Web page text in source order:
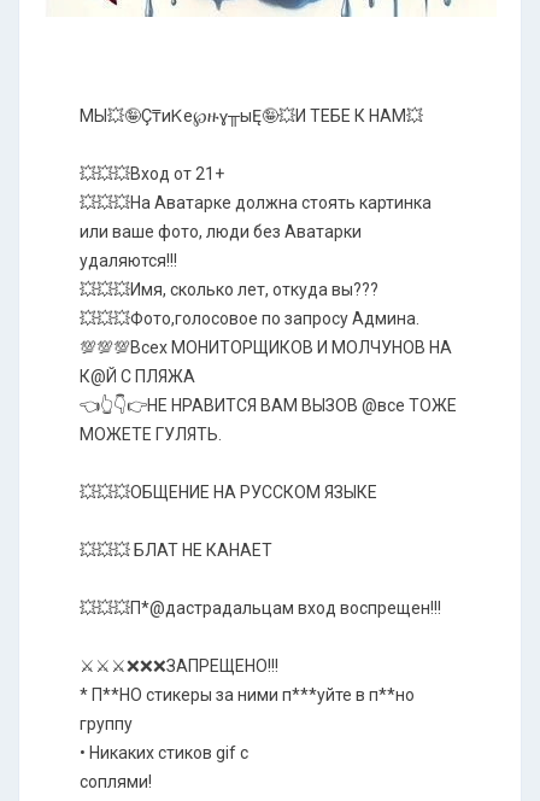
МЫ💥🤪Ç₸иᏦe℘ዙɣ╥ыĘ🤪💥И ТЕБЕ К НАМ💥
💥💥💥Вход от 21+
💥💥💥На Аватарке должна стоять картинка
или ваше фото, люди без Аватарки
удаляются!!!
💥💥💥Имя, сколько лет, откуда вы???
💥💥💥Фото,голосовое по запросу Админа.
💯💯💯Всех МОНИТОРЩИКОВ И МОЛЧУНОВ НА
К@Й С ПЛЯЖА
👈👆👇👉НЕ НРАВИТСЯ ВАМ ВЫЗОВ @⁨все⁩ ТОЖЕ
МОЖЕТЕ ГУЛЯТЬ.
💥💥💥ОБЩЕНИЕ НА РУССКОМ ЯЗЫКЕ
💥💥💥 БЛАТ НЕ КАНАЕТ
💥💥💥П*@дастрадальцам вход воспрещен!!!
⚔️⚔️⚔️❌❌❌ЗАПРЕЩЕНО!!!
* П**НО стикеры за ними п***уйте в п**но
группу
• Никаких стиков gif с
соплями!